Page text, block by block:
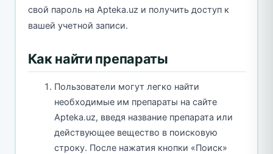
свой пароль на Apteka.uz и получить доступ к
вашей учетной записи.
Как найти препараты
Пользователи могут легко найти
необходимые им препараты на сайте
Apteka.uz, введя название препарата или
действующее вещество в поисковую
строку. После нажатия кнопки «Поиск»